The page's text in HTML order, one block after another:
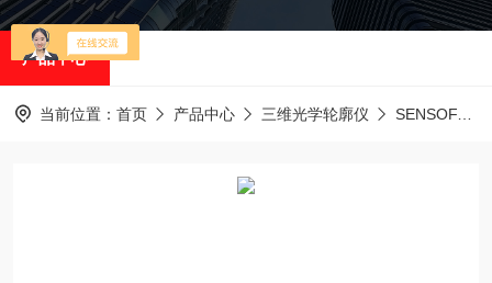
产品中心
当前位置： 首页 产品中心 三维光学轮廓仪 SENSOFAR共聚焦白光干涉仪